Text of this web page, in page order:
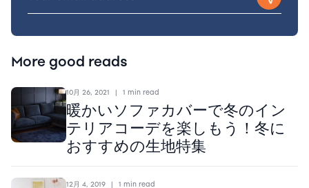
More good reads
10月 26, 2021 | 1 min read
暖かいソファカバーで冬のイン
テリアコーデを楽しもう！冬に
おすすめの生地特集
12月 4, 2019 | 1 min read